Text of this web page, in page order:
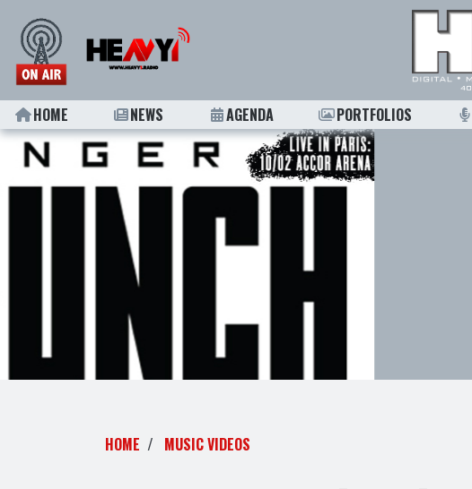
HOME NEWS AGENDA PORTFOLIOS
HOME MUSIC VIDEOS